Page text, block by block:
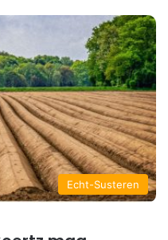
Echt-Susteren